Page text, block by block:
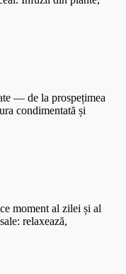
— de la prospețimea
condimentată și
moment al zilei și al
relaxează,